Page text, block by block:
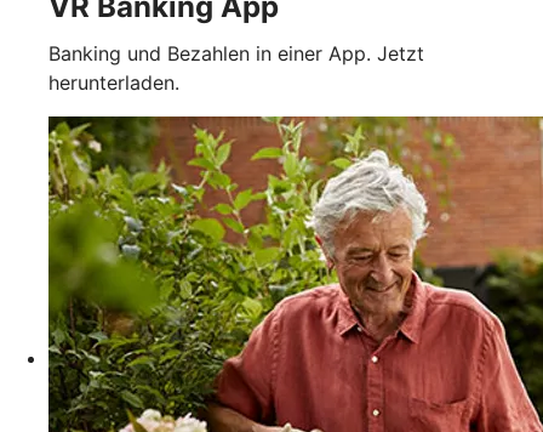
Banking und Bezahlen in einer App. Jetzt
herunterladen.